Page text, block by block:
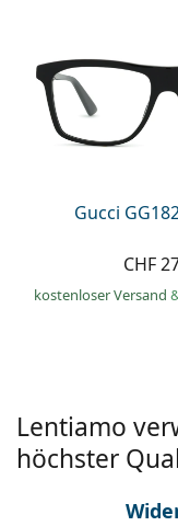
Prada
Alle Marken
Gucci
CHF
kostenloser Versand
Lentiamo
höchster